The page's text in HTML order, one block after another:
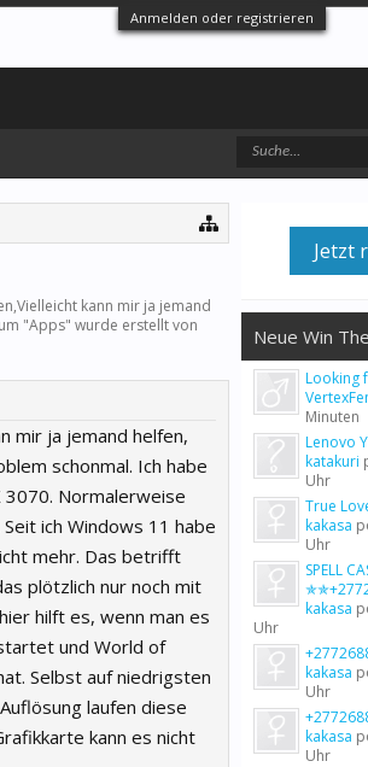
Anmelden oder registrieren
kann mir ja jemand
"Apps" wurde erstellt von
mir ja jemand helfen,
schonmal. Ich habe
3070. Normalerweise
ich Windows 11 habe
mehr. Das betrifft
plötzlich nur noch mit
hilft es, wenn man es
und World of
Selbst auf niedrigsten
laufen diese
kann es nicht
Jetzt
Neue Win
Looking
Minuten
Lenovo
katakuri
Uhr
True
kakasa
Uhr
SPELL
kakasa
Uhr
kakasa
Uhr
kakasa
Uhr